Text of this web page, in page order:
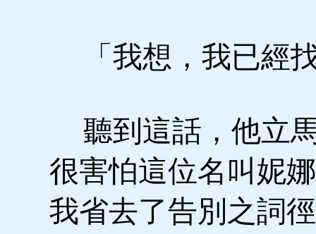
「我想，我已經
聽到這話，他立
很害怕這位名叫妮
我省去了告別之詞